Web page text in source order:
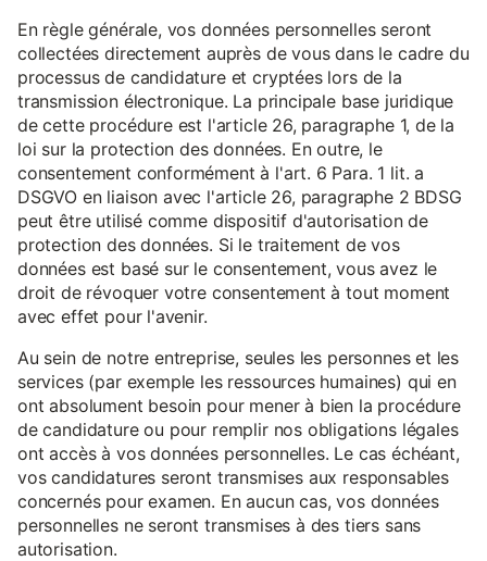
En règle générale, vos données personnelles seront
collectées directement auprès de vous dans le cadre du
processus de candidature et cryptées lors de la
transmission électronique. La principale base juridique
de cette procédure est l'article 26, paragraphe 1, de la
loi sur la protection des données. En outre, le
consentement conformément à l'art. 6 Para. 1 lit. a
DSGVO en liaison avec l'article 26, paragraphe 2 BDSG
peut être utilisé comme dispositif d'autorisation de
protection des données. Si le traitement de vos
données est basé sur le consentement, vous avez le
droit de révoquer votre consentement à tout moment
avec effet pour l'avenir.
Au sein de notre entreprise, seules les personnes et les
services (par exemple les ressources humaines) qui en
ont absolument besoin pour mener à bien la procédure
de candidature ou pour remplir nos obligations légales
ont accès à vos données personnelles. Le cas échéant,
vos candidatures seront transmises aux responsables
concernés pour examen. En aucun cas, vos données
personnelles ne seront transmises à des tiers sans
autorisation.